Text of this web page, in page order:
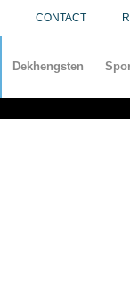
CONTACT
Dekhengsten